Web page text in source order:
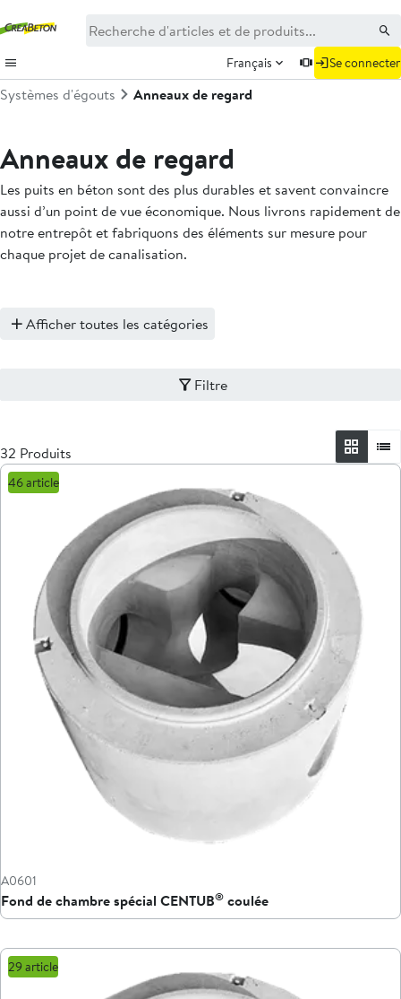
Français Se connecter
Systèmes d'égouts Anneaux de regard
Anneaux de regard
Les puits en béton sont des plus durables et savent convaincre
aussi d’un point de vue économique. Nous livrons rapidement de
notre entrepôt et fabriquons des éléments sur mesure pour
chaque projet de canalisation.
Afficher toutes les catégories
Filtre
32 Produits
46 article
A0601
Fond de chambre spécial CENTUB® coulée
29 article